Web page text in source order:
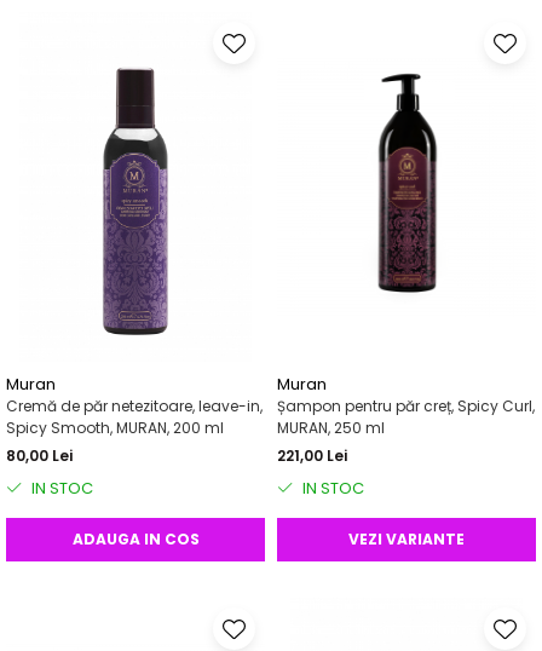
Muran
Cremă de păr netezitoare, leave-in,
Spicy Smooth, MURAN, 200 ml
80,00 Lei
IN STOC
ADAUGA IN COS
Muran
Șampon pentru păr creț, Spicy Curl,
MURAN, 250 ml
221,00 Lei
IN STOC
VEZI VARIANTE